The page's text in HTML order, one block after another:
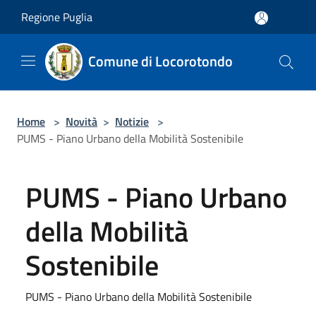
Regione Puglia
Comune di Locorotondo
Home > Novità > Notizie >
PUMS - Piano Urbano della Mobilità Sostenibile
PUMS - Piano Urbano
della Mobilità
Sostenibile
PUMS - Piano Urbano della Mobilità Sostenibile